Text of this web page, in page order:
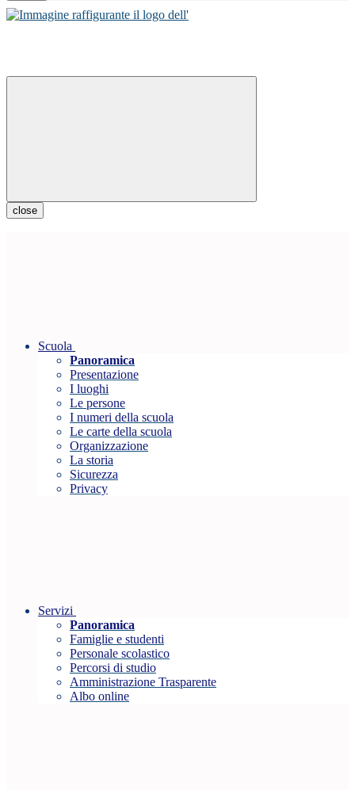
close
Scuola
Panoramica
Presentazione
I luoghi
Le persone
I numeri della scuola
Le carte della scuola
Organizzazione
La storia
Sicurezza
Privacy
Servizi
Panoramica
Famiglie e studenti
Personale scolastico
Percorsi di studio
Amministrazione Trasparente
Albo online